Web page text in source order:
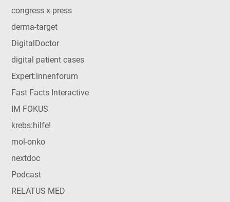
congress x-press
derma-target
DigitalDoctor
digital patient cases
Expert:innenforum
Fast Facts Interactive
IM FOKUS
krebs:hilfe!
mol-onko
nextdoc
Podcast
RELATUS MED